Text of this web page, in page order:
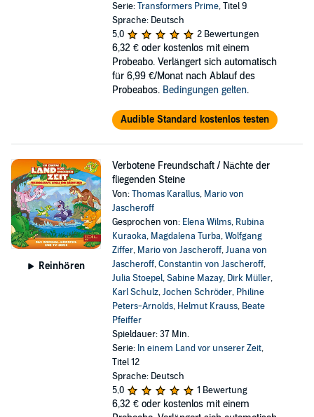
Serie:Transformers Prime, Titel 9
Sprache: Deutsch
5,0
2 Bewertungen
6,32 € oder kostenlos mit einem
Probeabo. Verlängert sich automatisch
für 6,99 €/Monat nach Ablauf des
Probeabos. Bedingungen gelten.
Audible Standard kostenlos testen
Reinhören
Verbotene Freundschaft / Nächte der
fliegenden Steine
Von:Thomas Karallus, Mario von
Jascheroff
Gesprochen von: Elena Wilms, Rubina
Kuraoka, Magdalena Turba,Wolfgang
Ziffer, Mario von Jascheroff,Juana von
Jascheroff,Constantin von Jascheroff,
Julia Stoepel,Sabine Mazay, Dirk Müller,
Karl Schulz,Jochen Schröder, Philine
Peters-Arnolds, Helmut Krauss, Beate
Pfeiffer
Spieldauer: 37 Min.
Serie: In einem Land vor unserer Zeit,
Titel 12
Sprache: Deutsch
5,0
1 Bewertung
6,32 € oder kostenlos mit einem